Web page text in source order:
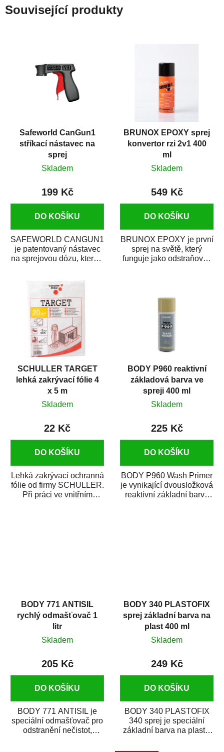
Související produkty
Safeworld CanGun1
stříkací nástavec na
sprej
Skladem
199 Kč
DO KOŠÍKU
SAFEWORLD CANGUN1
je patentovaný nástavec
na sprejovou dózu, který ji
BRUNOX EPOXY sprej
konvertor rzi 2v1 400
ml
Skladem
549 Kč
DO KOŠÍKU
BRUNOX EPOXY je první
sprej na světě, který
funguje jako odstraňovač
SCHULLER TARGET
lehká zakrývací fólie 4
x 5 m
Skladem
22 Kč
DO KOŠÍKU
Lehká zakrývací ochranná
fólie od firmy SCHULLER.
Při práci ve vnitřním
BODY P960 reaktivní
základová barva ve
spreji 400 ml
Skladem
225 Kč
DO KOŠÍKU
BODY P960 Wash Primer
je vynikající dvousložková
reaktivní základní barva
BODY 771 ANTISIL
rychlý odmašťovač 1
litr
Skladem
205 Kč
DO KOŠÍKU
BODY 771 ANTISIL je
speciální odmašťovač pro
odstranění nečistot,
BODY 340 PLASTOFIX
sprej základní barva na
plast 400 ml
Skladem
249 Kč
DO KOŠÍKU
BODY 340 PLASTOFIX
340 sprej je speciální
základní barva na plasty,
vrchních...